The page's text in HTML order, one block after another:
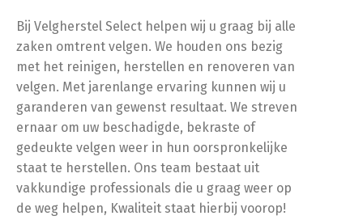
Bij Velgherstel Select helpen wij u graag bij alle
zaken omtrent velgen. We houden ons bezig
met het reinigen, herstellen en renoveren van
velgen. Met jarenlange ervaring kunnen wij u
garanderen van gewenst resultaat. We streven
ernaar om uw beschadigde, bekraste of
gedeukte velgen weer in hun oorspronkelijke
staat te herstellen. Ons team bestaat uit
vakkundige professionals die u graag weer op
de weg helpen, Kwaliteit staat hierbij voorop!